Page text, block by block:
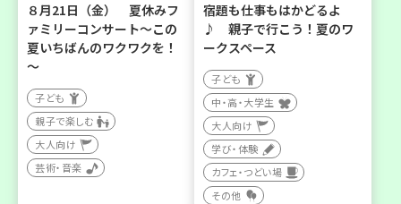
８月21日（金） 夏休みフ
ァミリーコンサート～この
夏いちばんのワクワクを！
～
子ども
親子で楽しむ
大人向け
芸術・音楽
宿題も仕事もはかどるよ
♪ 親子で行こう！夏のワ
ークスペース
子ども
中・高・大学生
大人向け
学び・体験
カフェ・つどい場
その他